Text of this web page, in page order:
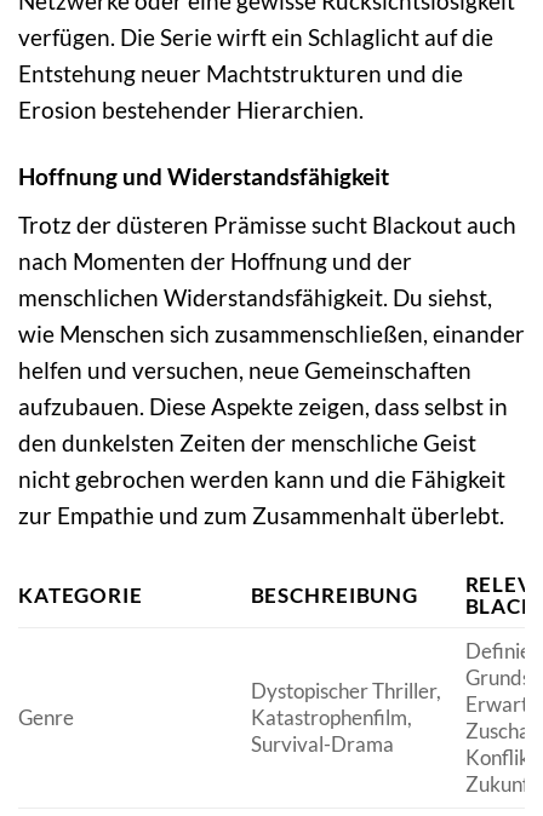
verfügen. Die Serie wirft ein Schlaglicht auf die
Entstehung neuer Machtstrukturen und die
Erosion bestehender Hierarchien.
Hoffnung und Widerstandsfähigkeit
Trotz der düsteren Prämisse sucht Blackout auch
nach Momenten der Hoffnung und der
menschlichen Widerstandsfähigkeit. Du siehst,
wie Menschen sich zusammenschließen, einander
helfen und versuchen, neue Gemeinschaften
aufzubauen. Diese Aspekte zeigen, dass selbst in
den dunkelsten Zeiten der menschliche Geist
nicht gebrochen werden kann und die Fähigkeit
zur Empathie und zum Zusammenhalt überlebt.
KATEGORIE BESCHREIBUNG
Genre
Dystopischer Thriller,
Katastrophenfilm,
Survival-Drama